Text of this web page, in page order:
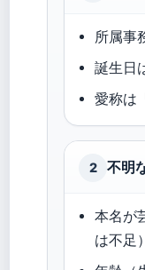
所属事
誕生日
愛称は
2 不明
本名が
は不足）